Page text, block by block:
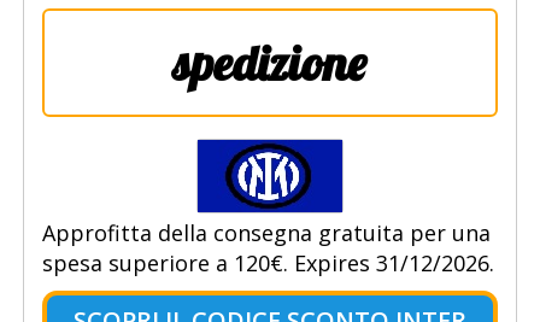
spedizione
Approfitta della consegna gratuita per una
spesa superiore a 120€. Expires 31/12/2026.